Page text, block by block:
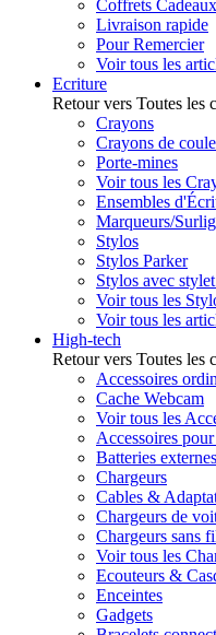
Coffrets Cadeaux
Livraison rapide
Pour Remercier
Voir tous les
Ecriture
Retour vers Toutes les
Crayons
Crayons de
Porte-mines
Voir tous les
Ensembles
Marqueurs/
Stylos
Stylos Parker
Stylos avec
Voir tous les
Voir tous les
High-tech
Retour vers Toutes les
Accessoires
Cache Webcam
Voir tous les
Accessoires
Batteries externes
Chargeurs
Cables &
Chargeurs de
Chargeurs sans
Voir tous les
Ecouteurs &
Enceintes
Gadgets